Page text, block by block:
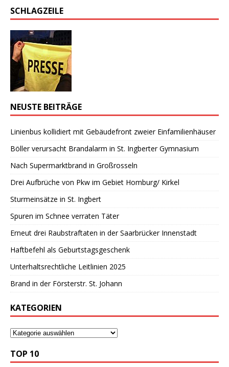
SCHLAGZEILE
NEUSTE BEITRÄGE
Linienbus kollidiert mit Gebäudefront zweier Einfamilienhäuser
Böller verursacht Brandalarm in St. Ingberter Gymnasium
Nach Supermarktbrand in Großrosseln
Drei Aufbrüche von Pkw im Gebiet Homburg/ Kirkel
Sturmeinsätze in St. Ingbert
Spuren im Schnee verraten Täter
Erneut drei Raubstraftaten in der Saarbrücker Innenstadt
Haftbefehl als Geburtstagsgeschenk
Unterhaltsrechtliche Leitlinien 2025
Brand in der Försterstr. St. Johann
KATEGORIEN
TOP 10